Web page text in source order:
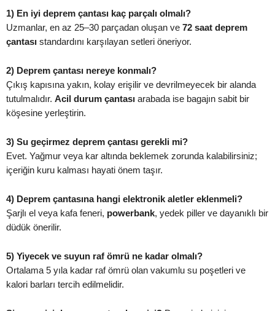
1) En iyi deprem çantası kaç parçalı olmalı?
Uzmanlar, en az 25–30 parçadan oluşan ve 72 saat deprem
çantası standardını karşılayan setleri öneriyor.
2) Deprem çantası nereye konmalı?
Çıkış kapısına yakın, kolay erişilir ve devrilmeyecek bir alanda
tutulmalıdır. Acil durum çantası arabada ise bagajın sabit bir
köşesine yerleştirin.
3) Su geçirmez deprem çantası gerekli mi?
Evet. Yağmur veya kar altında beklemek zorunda kalabilirsiniz;
içeriğin kuru kalması hayati önem taşır.
4) Deprem çantasına hangi elektronik aletler eklenmeli?
Şarjlı el veya kafa feneri, powerbank, yedek piller ve dayanıklı bir
düdük önerilir.
5) Yiyecek ve suyun raf ömrü ne kadar olmalı?
Ortalama 5 yıla kadar raf ömrü olan vakumlu su poşetleri ve
kalori barları tercih edilmelidir.